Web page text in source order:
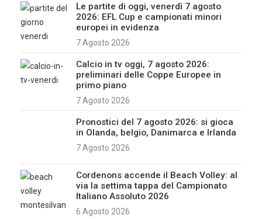
Le partite di oggi, venerdì 7 agosto
2026: EFL Cup e campionati minori
europei in evidenza
7 Agosto 2026
Calcio in tv oggi, 7 agosto 2026:
preliminari delle Coppe Europee in
primo piano
7 Agosto 2026
Pronostici del 7 agosto 2026: si gioca
in Olanda, belgio, Danimarca e Irlanda
7 Agosto 2026
Cordenons accende il Beach Volley: al
via la settima tappa del Campionato
Italiano Assoluto 2026
6 Agosto 2026